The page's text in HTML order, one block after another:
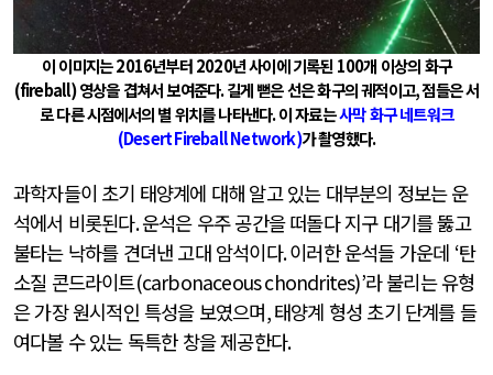
이 이미지는2016년부터2020년 사이에 기록된 100개 이상의 화구
(fireball)영상을 겹쳐서 보여준다.길게 뻗은 선은 화구의 궤적이고,점들은 서
로 다른 시점에서의 별 위치를 나타낸다.이 자료는사막 화구 네트워크
(Desert Fireball Network)가 촬영했다.
과학자들이 초기 태양계에 대해 알고 있는 대부분의 정보는 운
석에서 비롯된다.운석은 우주 공간을 떠돌다 지구 대기를 뚫고
불타는 낙하를 견뎌낸 고대 암석이다.이러한 운석들 가운데 ‘탄
소질 콘드라이트(carbonaceous chondrites)’라 불리는 유형
은 가장 원시적인 특성을 보였으며,태양계 형성 초기 단계를 들
여다볼 수 있는 독특한 창을 제공한다.